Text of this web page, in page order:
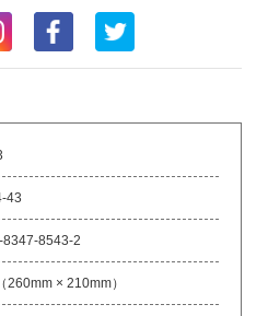
43
8347-8543-2
260mm × 210mm）